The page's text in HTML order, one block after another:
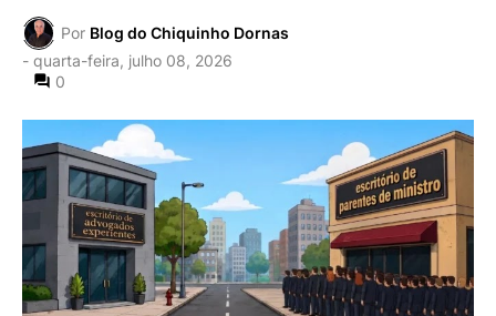
Por Blog do Chiquinho Dornas
- quarta-feira, julho 08, 2026
0